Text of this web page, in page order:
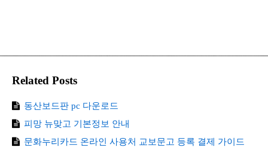
Related Posts
동산보드판 pc 다운로드
피망 뉴맞고 기본정보 안내
문화누리카드 온라인 사용처 교보문고 등록 결제 가이드